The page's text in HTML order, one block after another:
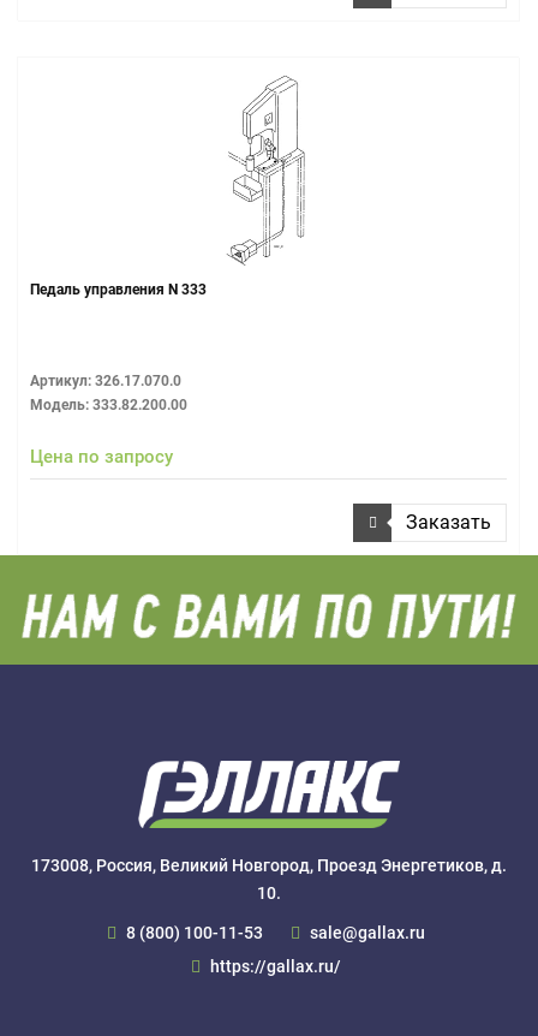
Педаль управления N 333
Артикул: 326.17.070.0
Модель: 333.82.200.00
Цена по запросу
Заказать
173008, Россия, Великий Новгород, Проезд Энергетиков, д.
10.
8 (800) 100-11-53
sale@gallax.ru
https://gallax.ru/